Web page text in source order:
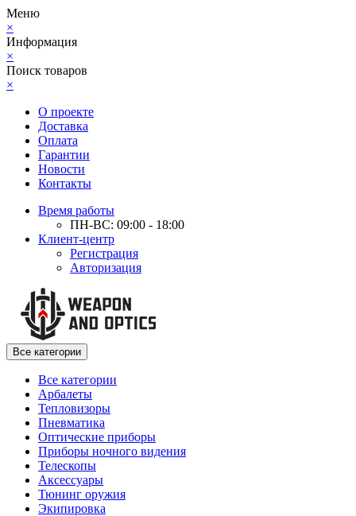
Меню
×
Информация
×
Поиск товаров
×
О проекте
Доставка
Оплата
Гарантии
Новости
Контакты
Время работы
ПН-ВС: 09:00 - 18:00
Клиент-центр
Регистрация
Авторизация
Все категории
Все категории
Арбалеты
Тепловизоры
Пневматика
Оптические приборы
Приборы ночного видения
Телескопы
Аксессуары
Тюнинг оружия
Экипировка